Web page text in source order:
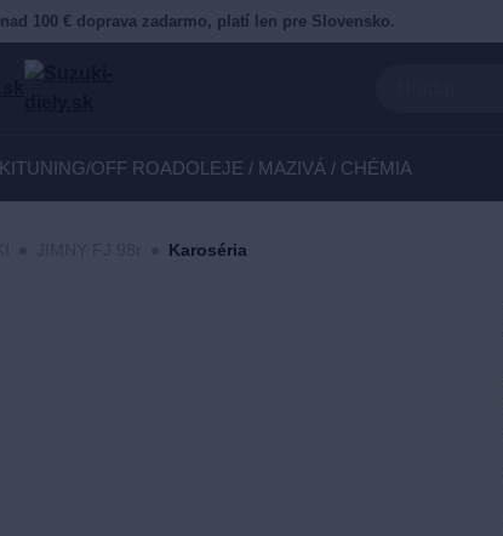
100 € doprava zadarmo, platí len pre Slovensko.
TUNING/OFF ROADOLEJE / MAZIVÁ / CHÉMIA
Karoséria